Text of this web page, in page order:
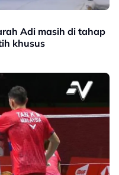
Adi masih di tahap
khusus